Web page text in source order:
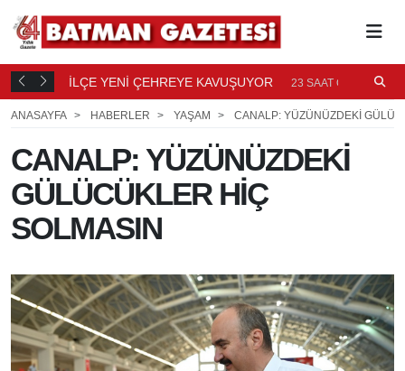
23 İLÇE YENİ ÇEHREYE KAVUŞUYOR 23 SAAT ÖNCE
ANASAYFA
HABERLER YAŞAM CANALP: YÜZÜNÜZDEKİ
CANALP: YÜZÜNÜZDEKİ
GÜLÜCÜKLER HİÇ
SOLMASIN